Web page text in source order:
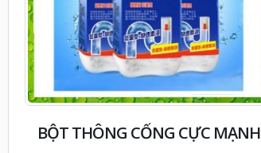
BỘT THÔNG CỐNG CỰC MẠNH